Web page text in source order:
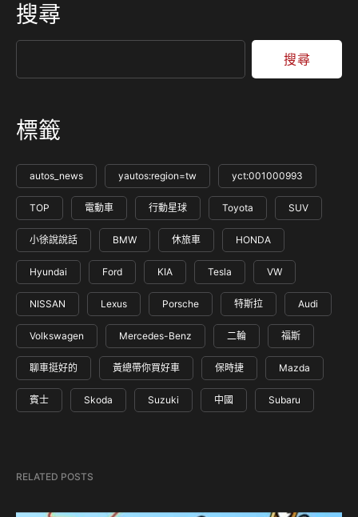
搜尋
搜尋
標籤
autos_news yautos:region=tw yct:001000993
TOP 電動車 行動星球 Toyota SUV
小徐說說話 BMW 休旅車 HONDA
Hyundai Ford KIA Tesla VW
NISSAN Lexus Porsche 特斯拉 Audi
Volkswagen Mercedes-Benz 二輪 福斯
聊車挺好的 黃總帶你買好車 保時捷 Mazda
賓士 Skoda Suzuki 中國 Subaru
RELATED POSTS